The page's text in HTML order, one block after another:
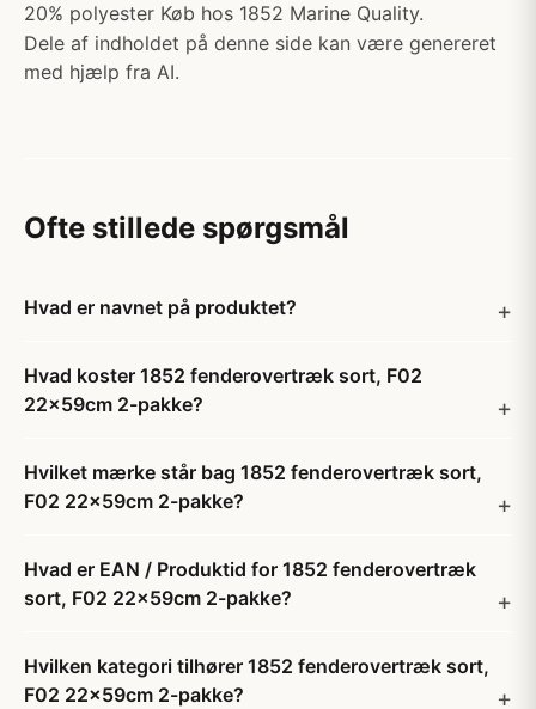
20% polyester Køb hos 1852 Marine Quality.
Dele af indholdet på denne side kan være genereret
med hjælp fra AI.
Ofte stillede spørgsmål
Hvad er navnet på produktet?
Hvad koster 1852 fenderovertræk sort, F02
22x59cm 2-pakke?
Hvilket mærke står bag 1852 fenderovertræk sort,
F02 22x59cm 2-pakke?
Hvad er EAN / Produktid for 1852 fenderovertræk
sort, F02 22x59cm 2-pakke?
Hvilken kategori tilhører 1852 fenderovertræk sort,
F02 22x59cm 2-pakke?